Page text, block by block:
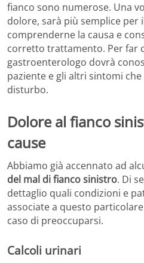
fianco sono numerose. Una
dolore, sarà più semplice per
comprenderne la causa e
corretto trattamento. Per far
gastroenterologo dovrà
paziente e gli altri sintomi
disturbo.
Dolore al fianco
cause
Abbiamo già accennato ad
del mal di fianco sinistro. Di
dettaglio quali condizioni e
associate a questo
caso di preoccuparsi.
Calcoli urinari